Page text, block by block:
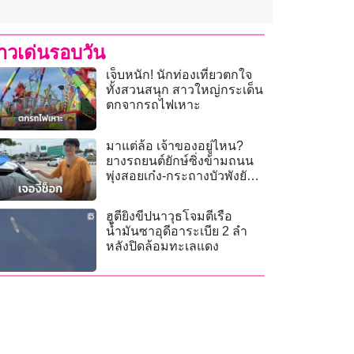
วเด่นรอบวัน
เจ็บหนัก! นักท่องเที่ยวตกใจ
ทั้งสวนสนุก สาวใหญ่กระเด็น
ตกจากรถไฟเหาะ
มาแต่ล้อ เจ้าของอยู่ไหน?
ยางรถยนต์ยักษ์ซิ่งข้ามถนน
พุ่งสอยเก๋ง-กระถางบัวพังยับ
ฮูตียิงขีปนาวุธโจมตีเรือ
น้ำมันซาอุดีอาระเบีย 2 ลำ
หลังปิดล้อมทะเลแดง